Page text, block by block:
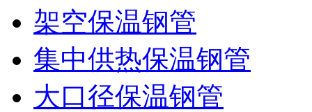
架空保温钢管
集中供热保温钢管
大口径保温钢管